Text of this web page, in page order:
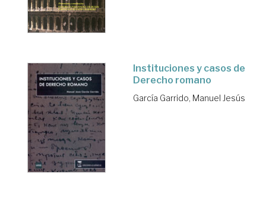
Instituciones y casos de
Derecho romano
García Garrido, Manuel Jesús